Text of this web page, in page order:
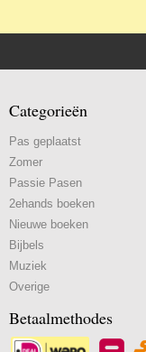
Categorieën
Pas geplaatst
Zomer
Passie Pasen
2ehands boeken
Nieuwe boeken
Bijbels
Muziek
Overige
Betaalmethodes